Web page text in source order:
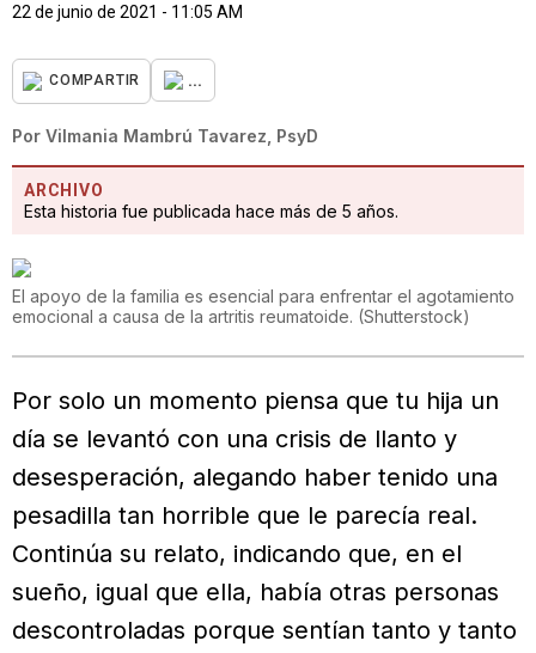
22 de junio de 2021 - 11:05 AM
COMPARTIR ...
Por Vilmania Mambrú Tavarez, PsyD
ARCHIVO
Esta historia fue publicada hace más de 5 años.
El apoyo de la familia es esencial para enfrentar el agotamiento
emocional a causa de la artritis reumatoide. (Shutterstock)
Por solo un momento piensa que tu hija un
día se levantó con una crisis de llanto y
desesperación, alegando haber tenido una
pesadilla tan horrible que le parecía real.
Continúa su relato, indicando que, en el
sueño, igual que ella, había otras personas
descontroladas porque sentían tanto y tanto